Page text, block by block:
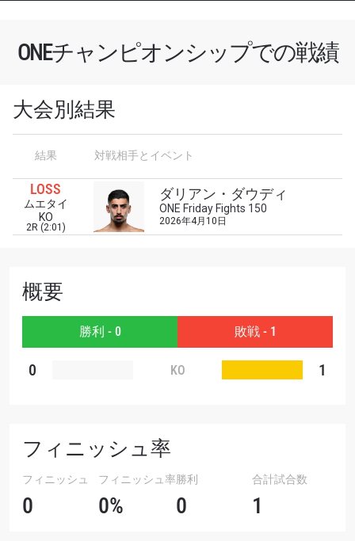
ONEチャンピオンシップでの戦績
大会別結果
結果 対戦相手とイベント
LOSS
ムエタイ
KO
2R (2:01)
ダリアン・ダウディ
ONE Friday Fights 150
2026年4月10日
概要
勝利 - 0 敗戦 - 1
0 KO 1
フィニッシュ率
フィニッシュ
0
フィニッシュ率
0%
勝利
0
合計試合数
1
対戦相手
ハイライトを見る
最新情報をゲット
ONEチャンピオンシップとどこでも一緒！ 最新ニ
席をゲットするため今すぐ登録を！
Eメール
このフォームを送信することにより、お客様は当
に基づく情報の収集、